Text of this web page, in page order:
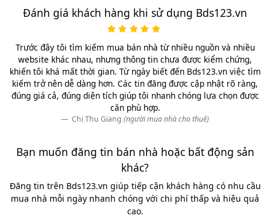
Đánh giá khách hàng khi sử dụng Bds123.vn
Trước đây tôi tìm kiếm mua bán nhà từ nhiều nguồn và nhiều
website khác nhau, nhưng thông tin chưa được kiểm chứng,
khiến tôi khá mất thời gian. Từ ngày biết đến Bds123.vn việc tìm
kiếm trở nên dễ dàng hơn. Các tin đăng được cập nhật rõ ràng,
đúng giá cả, đúng diện tích giúp tôi nhanh chóng lựa chọn được
căn phù hợp.
Chị Thu Giang (người mua nhà cho thuê)
Bạn muốn đăng tin bán nhà hoặc bất động sản
khác?
Đăng tin trên Bds123.vn giúp tiếp cận khách hàng có nhu cầu
mua nhà mỗi ngày nhanh chóng với chi phí thấp và hiệu quả
cao.